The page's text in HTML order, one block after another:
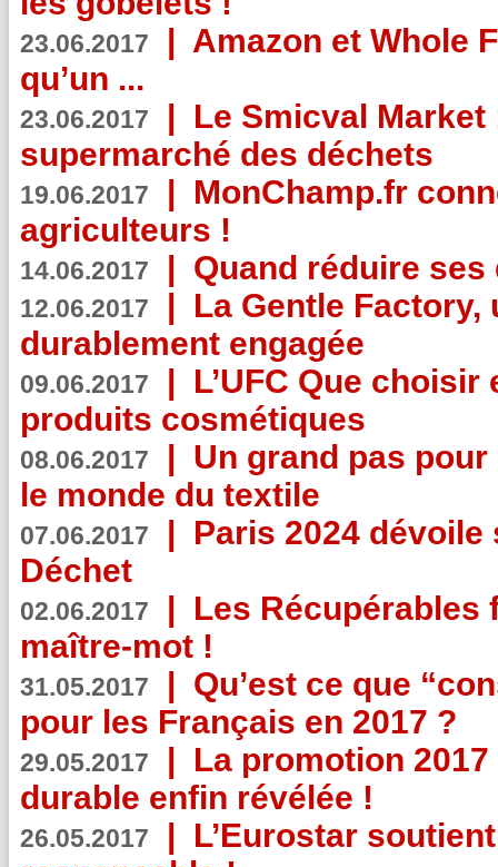
23.06.2017 | Amazon et Whole
qu’un ...
23.06.2017 | Le Smicval
supermarché des déchets
19.06.2017 | MonChamp.fr
agriculteurs !
14.06.2017 | Quand réduire
12.06.2017 | La Gentle
durablement engagée
09.06.2017 | L’UFC Que
produits cosmétiques
08.06.2017 | Un grand pas
le monde du textile
07.06.2017 | Paris 2024
Déchet
02.06.2017 | Les Récupérables
maître-mot !
31.05.2017 | Qu’est ce que
pour les Français en 2017 ?
29.05.2017 | La promotion
durable enfin révélée !
26.05.2017 | L’Eurostar